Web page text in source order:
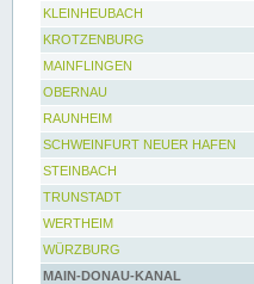
KLEINHEUBACH
KROTZENBURG
MAINFLINGEN
OBERNAU
RAUNHEIM
SCHWEINFURT NEUER HAFEN
STEINBACH
TRUNSTADT
WERTHEIM
WÜRZBURG
MAIN-DONAU-KANAL